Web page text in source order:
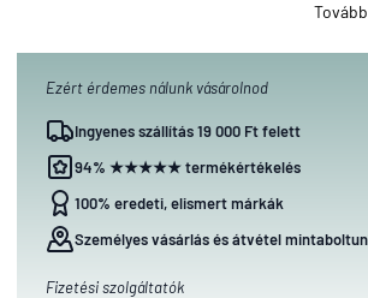
Ezért érdemes nálunk vásárolnod
Ingyenes szállítás 19 000 Ft felett
94% ★★★★★ termékértékelés
100% eredeti, elismert márkák
Személyes vásárlás és átvétel
Fizetési szolgáltatók